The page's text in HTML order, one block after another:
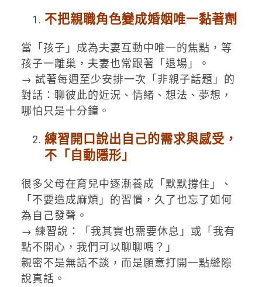
不把親職角色變成婚姻唯一黏著劑
當「孩子」成為夫妻互動中唯一的焦點，等
孩子一離巢，夫妻也常跟著「退場」。
→ 試著每週至少安排一次「非親子話題」的
對話：聊彼此的近況、情緒、想法、夢想，
哪怕只是十分鐘。
練習開口說出自己的需求與感受，
不「自動隱形」
很多父母在育兒中逐漸養成「默默撐住」、
「不要造成麻煩」的習慣，久了也忘了如何
為自己發聲。
→ 練習說：「我其實也需要休息」或「我有
點不開心，我們可以聊聊嗎？」
親密不是無話不談，而是願意打開一點縫隙
說真話。